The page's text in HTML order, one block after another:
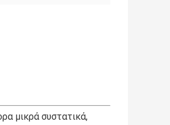
μικρά συστατικά,